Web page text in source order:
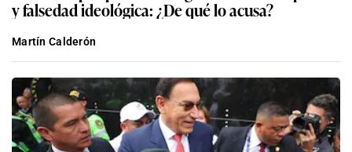
y falsedad ideológica: ¿De qué lo acusa?
Martín Calderón